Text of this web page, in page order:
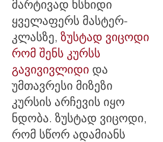
მარტივად ხსნიდი
ყველაფერს მასტერ-
კლასზე, ზუსტად ვიცოდი
რომ შენს კურსს
გავივივლიდი და
უმთავრესი მიზეზი
კურსის არჩევის იყო
ნდობა. ზუსტად ვიცოდი,
რომ სწორ ადამიანს